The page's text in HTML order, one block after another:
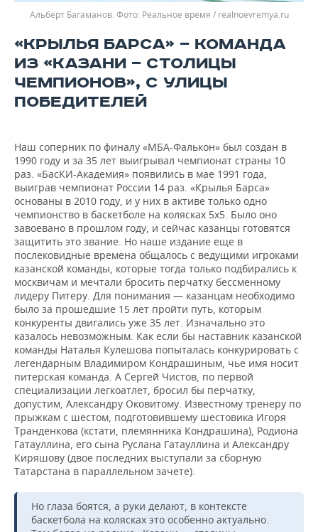
Альберт Багаманов. Реальное время / realnoevremya.ru
«КРЫЛЬЯ БАРСА» — КОМАНДА
ИЗ «КАЗАНИ — СТОЛИЦЫ
ЧЕМПИОНОВ», С УЛИЦЫ
ПОБЕДИТЕЛЕЙ
Наш соперник по финалу «МБА-Фалькон» был создан в
1990 году и за 35 лет выигрывал чемпионат страны 10
раз. «БасКИ-Академия» появились в мае 1991 года,
выиграв чемпионат России 14 раз. «Крылья Барса»
основаны в 2010 году, и у них в активе только одно
чемпионство в баскетболе на колясках 5х5. Было оно
завоевано в прошлом году, и сейчас казанцы готовятся
защитить это звание. Но наше издание еще в
послековидные времена общалось с ведущими игроками
казанской команды, которые тогда только подбирались к
москвичам и мечтали бросить перчатку бессменному
лидеру Питеру. Для понимания — казанцам необходимо
было за прошедшие 15 лет пройти путь, которым
конкуренты двигались уже 35 лет. Изначально это
казалось невозможным. Как если бы наставник казанской
команды Наталья Кулешова попыталась конкурировать с
легендарным Владимиром Кондрашиным, чье имя носит
питерская команда. А Сергей Чистов, по первой
специализации легкоатлет, бросил бы перчатку,
допустим, Александру Оковитому. Известному тренеру по
прыжкам с шестом, подготовившему шестовика Игоря
Транденкова (кстати, племянника Кондрашина), Родиона
Гатауллина, его сына Руслана Гатауллина и Александру
Киряшову (двое последних выступали за сборную
Татарстана в параллельном зачете).
Но глаза боятся, а руки делают, в контексте
баскетбола на колясках это особенно актуально.